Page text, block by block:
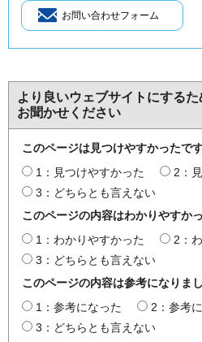
より良いウェブサイトにする
お聞かせください
このページは見つけやすかったで
1：見つけやすかった
2：
3：どちらとも言えない
このページの内容はわかりやすか
1：わかりやすかった
2：
3：どちらとも言えない
このページの内容は参考になりま
1：参考になった
2：参考
3：どちらとも言えない